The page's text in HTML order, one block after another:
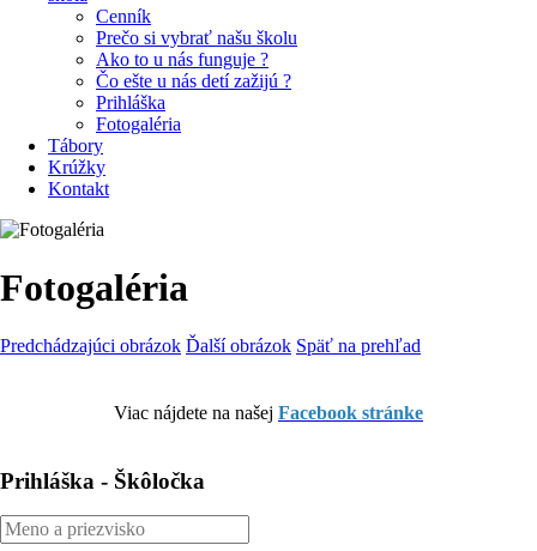
Cenník
Prečo si vybrať našu školu
Ako to u nás funguje ?
Čo ešte u nás detí zažijú ?
Prihláška
Fotogaléria
Tábory
Krúžky
Kontakt
Fotogaléria
Predchádzajúci obrázok Ďalší obrázok Späť na prehľad
Viac nájdete na našej Facebook stránke
Prihláška - Škôločka